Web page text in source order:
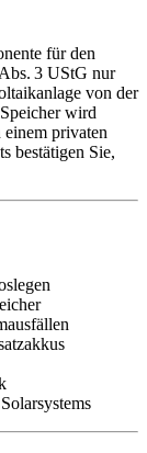
für den
3 UStG nur
von der
wird
privaten
bestätigen Sie,